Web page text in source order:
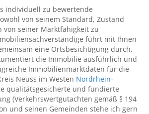
individuell zu bewertende
von seinem Standard, Zustand
von seiner Marktfähigkeit zu
führt mit Ihnen
eine Ortsbesichtigung durch,
die Immobilie ausführlich und
Immobilienmarktdaten für die
Neuss im Westen Nordrhein-
qualitätsgesicherte und fundierte
(Verkehrswertgutachten gemäß § 194
und seinen Gemeinden stehe ich gern